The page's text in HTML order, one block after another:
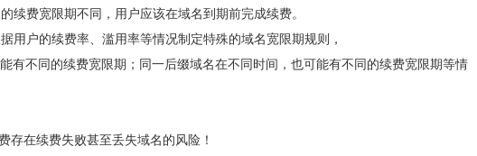
续费宽限期不同，用户应该在域名到期前完成续费。
用户的续费率、滥用率等情况制定特殊的域名宽限期规则，
有不同的续费宽限期；同一后缀域名在不同时间，也可能有不同的续费宽限期等情
存在续费失败甚至丢失域名的风险！